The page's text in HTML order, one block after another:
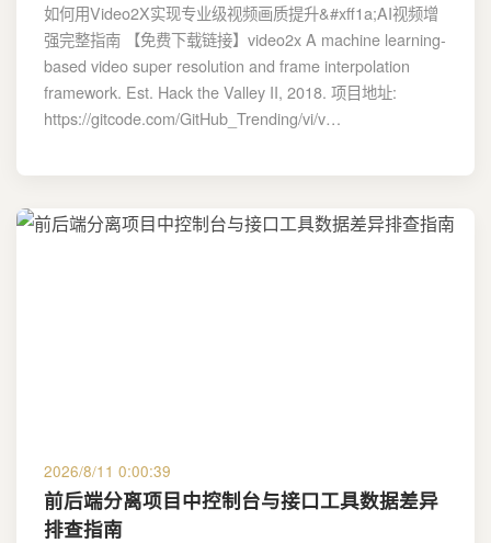
如何用Video2X实现专业级视频画质提升&#xff1a;AI视频增
强完整指南 【免费下载链接】video2x A machine learning-
based video super resolution and frame interpolation
framework. Est. Hack the Valley II, 2018. 项目地址:
https://gitcode.com/GitHub_Trending/vi/v…
2026/8/11 0:00:39
前后端分离项目中控制台与接口工具数据差异
排查指南